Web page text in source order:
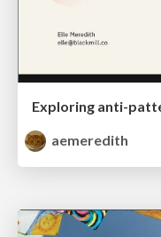
Exploring anti-
aemeredith